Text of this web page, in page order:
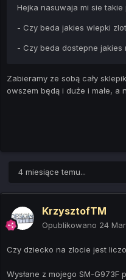
Hejka nasuwaja mi sie takie
- Czy beda jakies wlepki
- Czy beda dostepne jakies
Zabieramy ze sobą cały
owszem będą i duże i małe, a
4 miesiące temu...
KrzysztofTM
Opublikowano 24
Czy dziecko na zlocie jest
Wysłane z mojego SM-G973F